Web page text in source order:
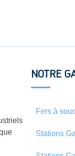
NOTRE
Fers à
Stations